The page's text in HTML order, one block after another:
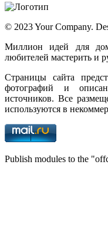
© 2023 Your Company.
Миллион идей для
любителей мастерить и
Страницы сайта
фотографий и
источников. Все
используются в
Publish modules to the